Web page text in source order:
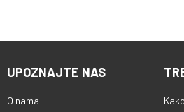
UPOZNAJTE NAS
O nama